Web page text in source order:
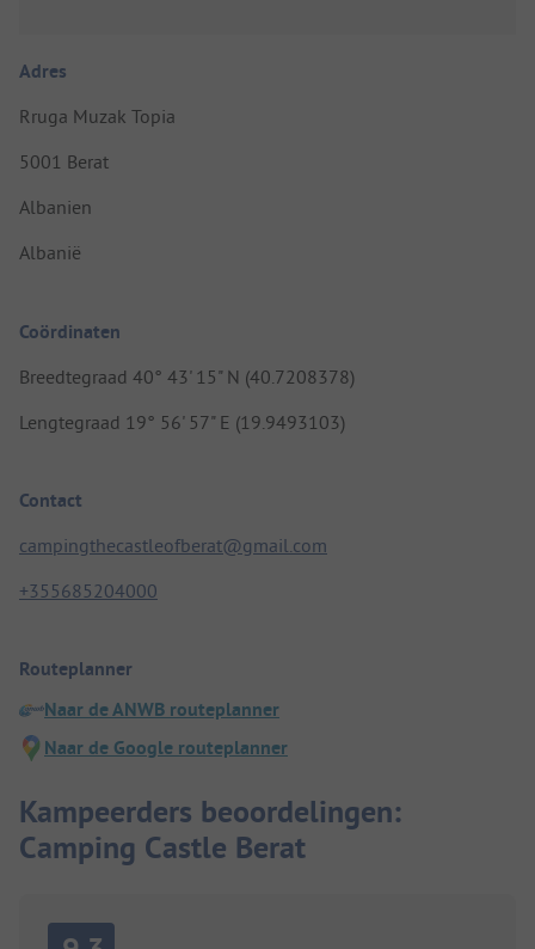
Adres
Rruga Muzak Topia
5001 Berat
Albanien
Albanië
Coördinaten
Breedtegraad 40° 43' 15" N (40.7208378)
Lengtegraad 19° 56' 57" E (19.9493103)
Contact
campingthecastleofberat@gmail.com
+355685204000
Routeplanner
Naar de ANWB routeplanner
Naar de Google routeplanner
Kampeerders beoordelingen:
Camping Castle Berat